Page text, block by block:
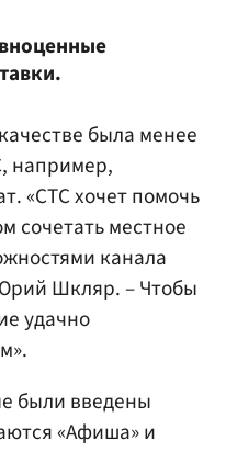
была менее
например,
«СТС хочет помочь
сочетать местное
канала
Шкляр. – Чтобы
удачно
были введены
«Афиша» и